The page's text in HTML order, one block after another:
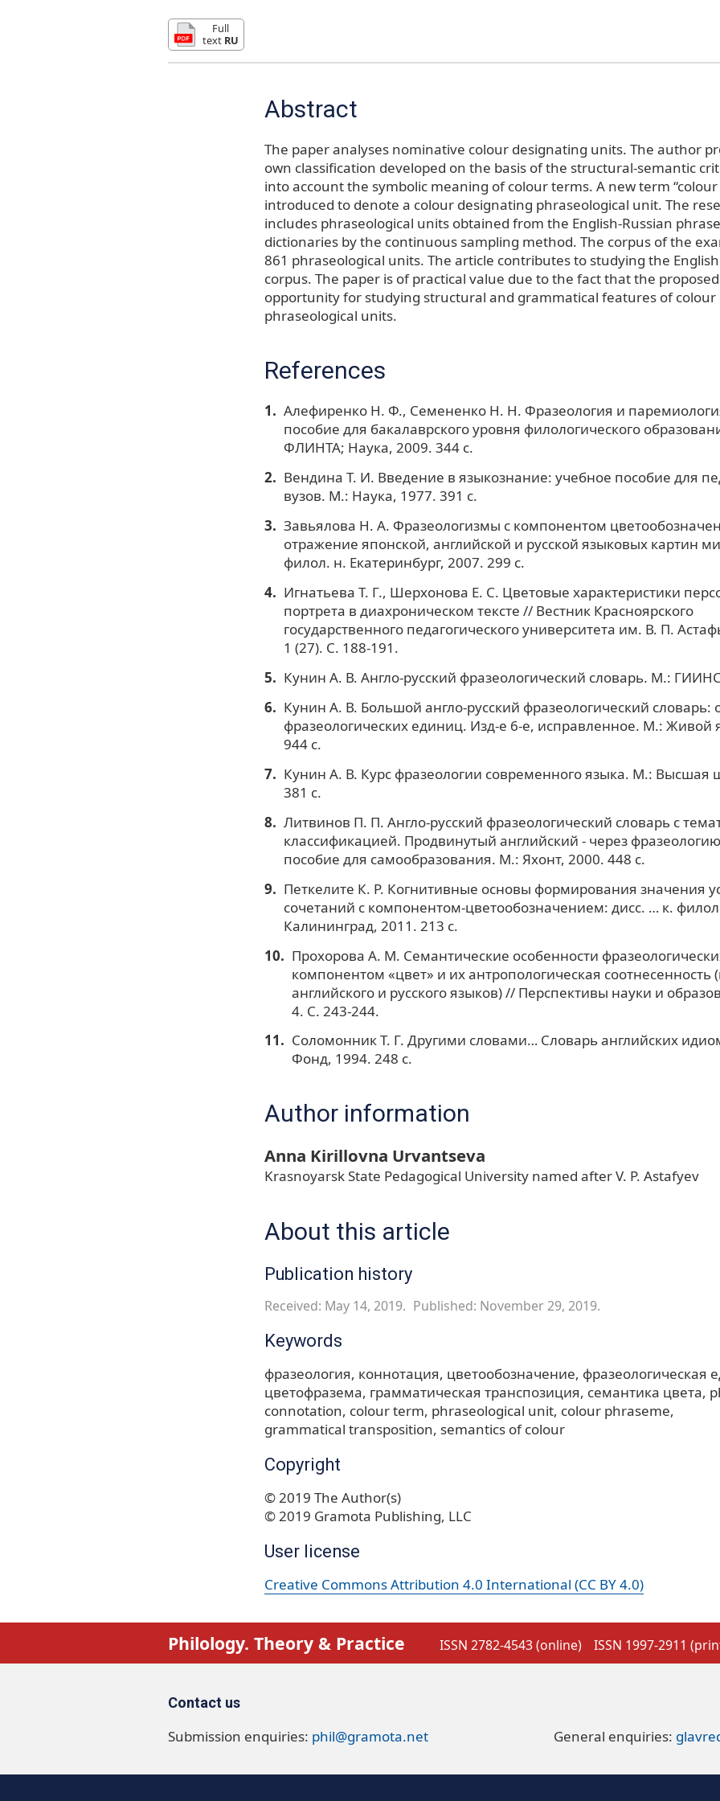
Full
text RU
Abstract
The paper analyses nominative colour designating units. The author
own classification developed on the basis of the structural-semantic
into account the symbolic meaning of colour terms. A new term “colour
introduced to denote a colour designating phraseological unit. The
includes phraseological units obtained from the English-Russian
dictionaries by the continuous sampling method. The corpus of the
861 phraseological units. The article contributes to studying the
corpus. The paper is of practical value due to the fact that the
opportunity for studying structural and grammatical features of colour
phraseological units.
References
Алефиренко Н. Ф., Семененко Н. Н. Фразеология и
пособие для бакалаврского уровня филологического
ФЛИНТА; Наука, 2009. 344 с.
Вендина T. И. Введение в языкознание: учебное пособие для
вузов. М.: Наука, 1977. 391 с.
Завьялова Н. А. Фразеологизмы с компонентом
отражение японской, английской и русской языковых картин
филол. н. Екатеринбург, 2007. 299 с.
Игнатьева Т. Г., Шерхонова Е. С. Цветовые характеристики
портрета в диахроническом тексте // Вестник Красноярского
государственного педагогического университета им. В. П.
1 (27). С. 188-191.
Кунин А. В. Англо-русский фразеологический словарь. М.:
Кунин А. В. Большой англо-русский фразеологический словарь:
фразеологических единиц. Изд-е 6-е, исправленное. М.: Живой
944 с.
Кунин А. В. Курс фразеологии современного языка. М.: Высшая
381 с.
Литвинов П. П. Англо-русский фразеологический словарь с
классификацией. Продвинутый английский - через
пособие для самообразования. М.: Яхонт, 2000. 448 с.
Петкелите К. Р. Когнитивные основы формирования значения
сочетаний с компонентом-цветообозначением: дисс. … к.
Калининград, 2011. 213 с.
Прохорова А. М. Семантические особенности
компонентом «цвет» и их антропологическая соотнесенность
английского и русского языков) // Перспективы науки и
4. С. 243-244.
Соломонник Т. Г. Другими словами… Словарь английских
Фонд, 1994. 248 с.
Author information
Anna Kirillovna Urvantseva
Krasnoyarsk State Pedagogical University named after V. P. Astafyev
About this article
Publication history
Received: May 14, 2019. Published: November 29, 2019.
Keywords
фразеология коннотация цветообозначение фразеологическая
цветофразема грамматическая транспозиция семантика цвета
connotation colour term phraseological unit colour phraseme
grammatical transposition semantics of colour
Copyright
© 2019 The Author(s)
© 2019 Gramota Publishing, LLC
User license
Creative Commons Attribution 4.0 International (CC BY 4.0)
Philology. Theory & Practice ISSN 2782-4543 (online) ISSN 1997-2911
Contact us
Submission enquiries: phil@gramota.net General enquiries: